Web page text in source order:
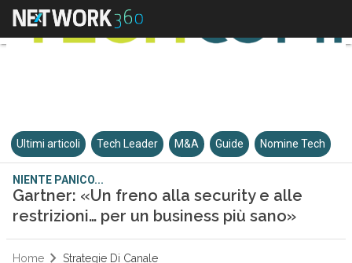
Ultimi articoli Tech Leader M&A Guide Nomine Tech
NIENTE PANICO...
Gartner: «Un freno alla security e alle
restrizioni… per un business più sano»
Home Strategie Di Canale